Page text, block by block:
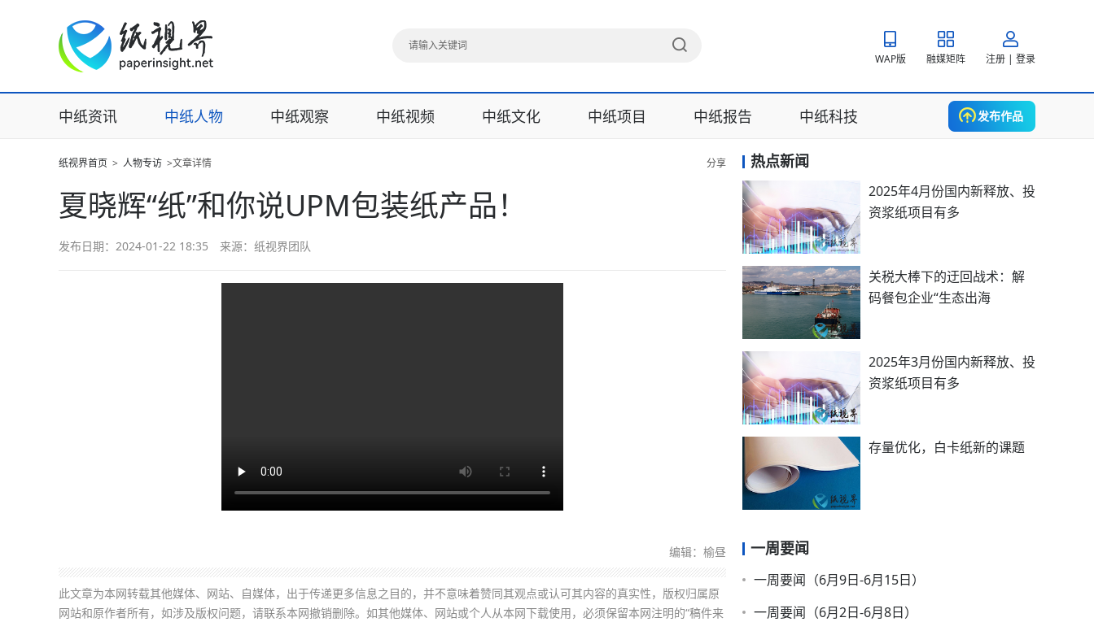
WAP版 融媒矩阵 注册 | 登录
中纸资讯 中纸人物 中纸观察 中纸视频 中纸文化 中纸项目 中纸报告 中纸科技 发布作品
纸视界首页 > 人物专访 >文章详情 分享
夏晓辉“纸”和你说UPM包装纸产品！
发布日期：2024-01-22 18:35 来源：纸视界团队
编辑：榆昼
此文章为本网转载其他媒体、网站、自媒体，出于传递更多信息之目的，并不意味着赞同其观点或认可其内容的真实性，版权归属原
网站和原作者所有，如涉及版权问题，请联系本网撤销删除。如其他媒体、网站或个人从本网下载使用，必须保留本网注明的“稿件来
热点新闻
2025年4月份国内新释放、投
资浆纸项目有多
关税大棒下的迂回战术：解
码餐包企业“生态出海
2025年3月份国内新释放、投
资浆纸项目有多
存量优化，白卡纸新的课题
一周要闻
一周要闻（6月9日-6月15日）
一周要闻（6月2日-6月8日）